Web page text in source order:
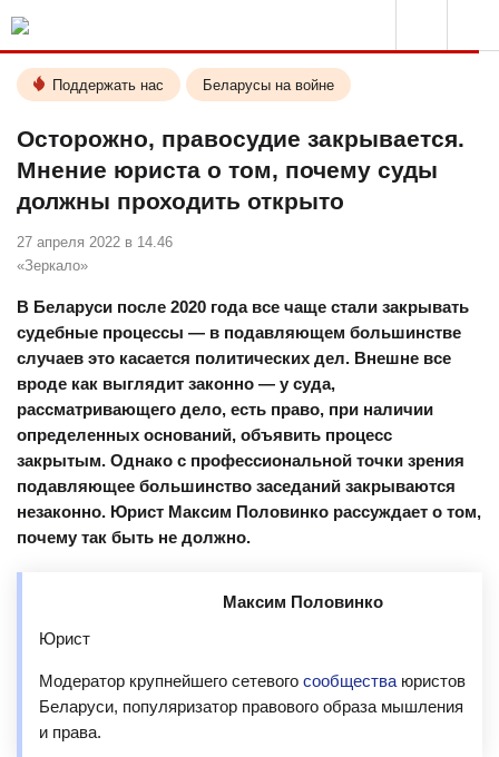
Поддержать нас Беларусы на войне
Осторожно, правосудие закрывается.
Мнение юриста о том, почему суды
должны проходить открыто
27 апреля 2022 в 14.46
«Зеркало»
В Беларуси после 2020 года все чаще стали закрывать
судебные процессы — в подавляющем большинстве
случаев это касается политических дел. Внешне все
вроде как выглядит законно — у суда,
рассматривающего дело, есть право, при наличии
определенных оснований, объявить процесс
закрытым. Однако с профессиональной точки зрения
подавляющее большинство заседаний закрываются
незаконно. Юрист Максим Половинко рассуждает о том,
почему так быть не должно.
Максим Половинко
Юрист
Модератор крупнейшего сетевого сообщества юристов
Беларуси, популяризатор правового образа мышления
и права.